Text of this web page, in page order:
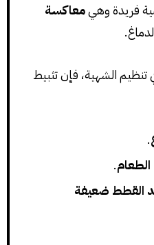
فريدة وهيمعاكسة
تنظيم الشهية، فإن تثبيط
.
.
القطط ضعيفة